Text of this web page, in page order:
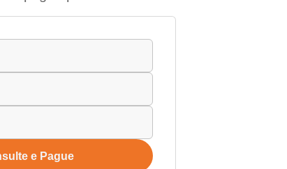
e Pague